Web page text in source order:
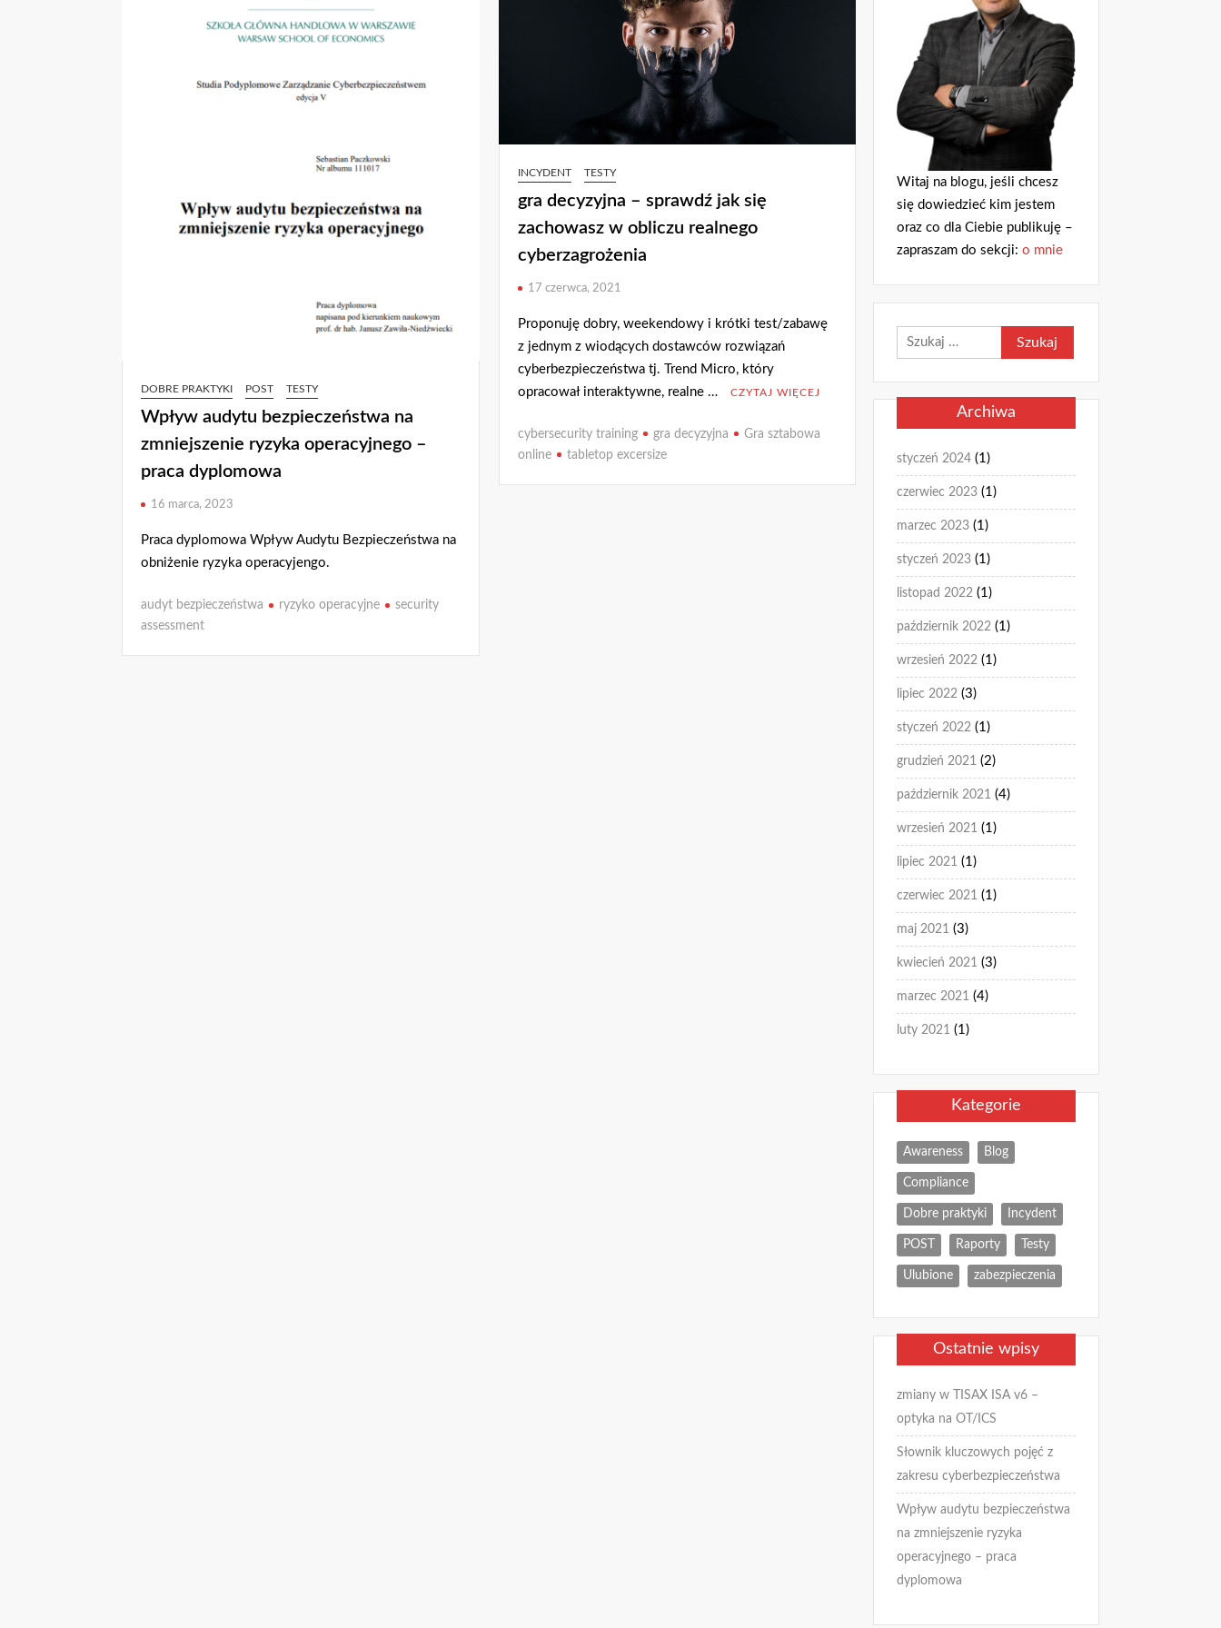
DOBRE PRAKTYKI POST TESTY
Wpływ audytu bezpieczeństwa na
zmniejszenie ryzyka operacyjnego –
praca dyplomowa
16 marca, 2023
Praca dyplomowa Wpływ Audytu Bezpieczeństwa na
obniżenie ryzyka operacyjengo.
audyt bezpieczeństwa ryzyko operacyjne
security
assessment
INCYDENT TESTY
gra decyzyjna – sprawdź jak się
zachowasz w obliczu realnego
cyberzagrożenia
17 czerwca, 2021
Proponuję dobry, weekendowy i krótki test/zabawę
z jednym z wiodących dostawców rozwiązań
cyberbezpieczeństwa tj. Trend Micro, który
opracował interaktywne, realne …
CZYTAJ WIĘCEJ
cybersecurity training gra decyzyjna
Gra sztabowa
online
tabletop excersize
Witaj na blogu, jeśli chcesz
się dowiedzieć kim jestem
oraz co dla Ciebie publikuję –
zapraszam do sekcji: o mnie
Szukaj:
Archiwa
styczeń 2024(1)
czerwiec 2023(1)
marzec 2023(1)
styczeń 2023(1)
listopad 2022(1)
październik 2022(1)
wrzesień 2022(1)
lipiec 2022(3)
styczeń 2022(1)
grudzień 2021 (2)
październik 2021 (4)
wrzesień 2021 (1)
lipiec 2021 (1)
czerwiec 2021 (1)
maj 2021 (3)
kwiecień 2021 (3)
marzec 2021 (4)
luty 2021 (1)
Kategorie
Awareness Blog
Compliance
Dobre praktyki Incydent
POST Raporty Testy
Ulubione zabezpieczenia
Ostatnie wpisy
zmiany w TISAX ISA v6 –
optyka na OT/ICS
Słownik kluczowych pojęć z
zakresu cyberbezpieczeństwa
Wpływ audytu bezpieczeństwa
na zmniejszenie ryzyka
operacyjnego – praca
dyplomowa